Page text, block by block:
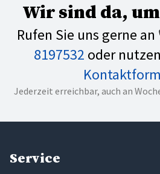
Wir sind da,
Rufen Sie uns gerne an
8197532 oder
Jederzeit erreichbar, auch an
Service